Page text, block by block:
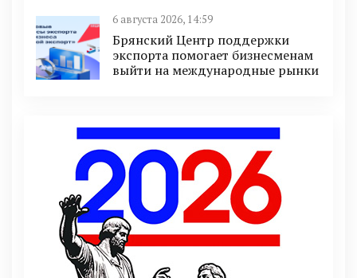
6 августа 2026, 14:59
Брянский Центр поддержки
экспорта помогает бизнесменам
выйти на международные рынки